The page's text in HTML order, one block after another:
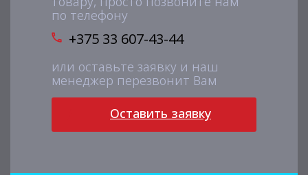
по телефону
+375 33 607-43-44
или оставьте заявку и наш
менеджер перезвонит Вам
Оставить заявку